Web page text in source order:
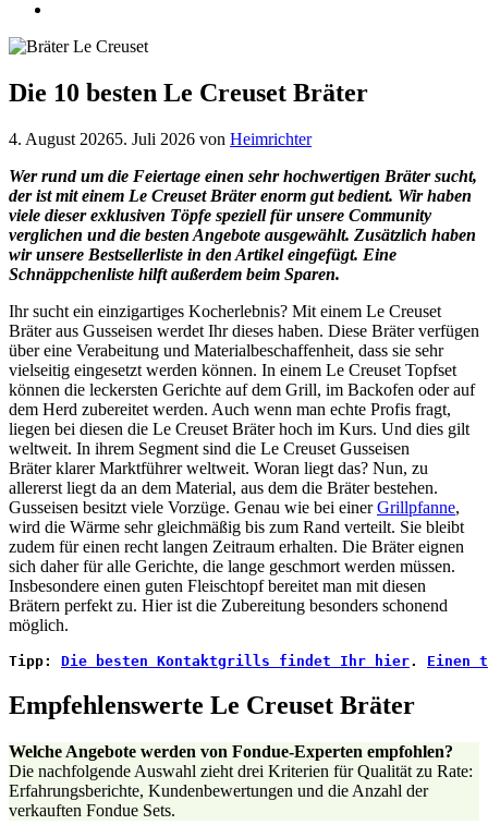
Die 10 besten Le Creuset Bräter
4. August 20265. Juli 2026 von Heimrichter
Wer rund um die Feiertage einen sehr hochwertigen Bräter sucht,
der ist mit einem Le Creuset Bräterenorm gut bedient. Wir haben
viele dieser exklusiven Töpfe speziell für unsere Community
verglichen und die besten Angebote ausgewählt. Zusätzlich haben
wir unsere Bestsellerliste in den Artikel eingefügt. Eine
Schnäppchenliste hilft außerdem beim Sparen.
Ihr sucht ein einzigartiges Kocherlebnis? Mit einem Le Creuset
Bräter aus Gusseisen werdet Ihr dieses haben. Diese Bräter verfügen
über eine Verabeitung und Materialbeschaffenheit, dass sie sehr
vielseitig eingesetzt werden können. In einem Le Creuset Topfset
können die leckersten Gerichte auf dem Grill, im Backofen oder auf
dem Herd zubereitet werden. Auch wenn man echte Profis fragt,
liegen bei diesen die Le Creuset Bräter hoch im Kurs. Und dies gilt
weltweit. In ihrem Segment sind die Le Creuset Gusseisen
Bräter klarer Marktführer weltweit. Woran liegt das? Nun, zu
allererst liegt da an dem Material, aus dem die Bräter bestehen.
Gusseisen besitzt viele Vorzüge. Genau wie bei einerGrillpfanne,
wird die Wärme sehr gleichmäßig bis zum Rand verteilt. Sie bleibt
zudem für einen recht langen Zeitraum erhalten. Die Bräter eignen
sich daher für alle Gerichte, die lange geschmort werden müssen.
Insbesondere einen guten Fleischtopf bereitet man mit diesen
Brätern perfekt zu. Hier ist die Zubereitung besonders schonend
möglich.
Tipp: Die besten Kontaktgrills findet Ihr hier. Einen
Empfehlenswerte Le Creuset Bräter
Welche Angebote werden von Fondue-Experten empfohlen?
Die nachfolgende Auswahl zieht drei Kriterien für Qualität zu Rate:
Erfahrungsberichte, Kundenbewertungen und die Anzahl der
verkauften Fondue Sets.